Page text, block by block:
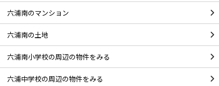
六浦南のマンション
六浦南の土地
六浦南小学校の周辺の物件をみる
六浦中学校の周辺の物件をみる